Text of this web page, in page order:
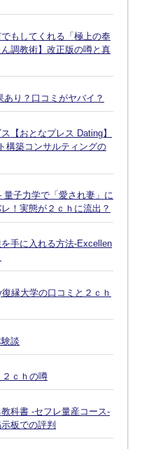
もしてくれる「極上の奉
調教術】改正版の噂と真
り？口コミがヤバイ？
【おとなプレス Dating】
構築コンサルティングの
子力学で「愛され妻」に
！実態が２ｃｈに流出？
手に入れる方法-Excellen
縁大学の口コミと２ｃｈ
談
ｃｈの噂
科書 -セフレ量産コース-
板での評判